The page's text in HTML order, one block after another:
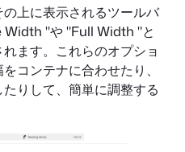
上に表示されるツールバ
Width "や "Full Width "と
ます。これらのオプショ
コンテナに合わせたり、
りして、簡単に調整する